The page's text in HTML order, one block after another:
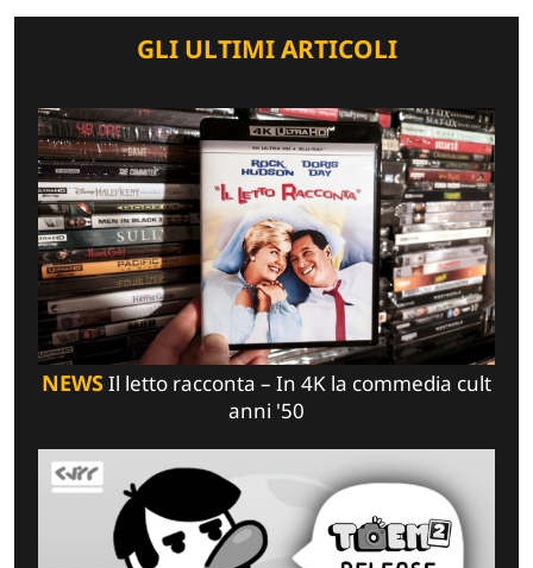
GLI ULTIMI ARTICOLI
NEWSIl letto racconta – In 4K la commedia cult
anni '50